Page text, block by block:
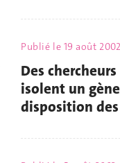
Publié le 19 août 2002
Des
isolent un
disposition